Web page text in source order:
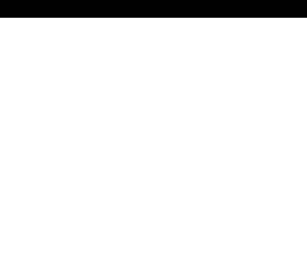
CNPJ: 62.520.218/0001-24Razão social: Museu de Arte Moderna de São Paulo